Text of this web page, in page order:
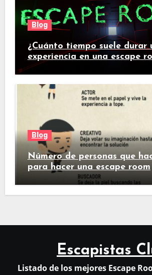
Blog
¿Cuánto tiempo suele durar
experiencia en una escape
Blog
Número de personas que
para hacer una escape room
Escapistas
Listado de los mejores Escape